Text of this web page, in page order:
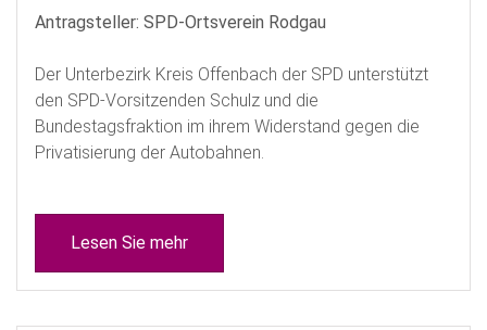
Antragsteller: SPD-Ortsverein Rodgau
Der Unterbezirk Kreis Offenbach der SPD unterstützt
den SPD-Vorsitzenden Schulz und die
Bundestagsfraktion im ihrem Widerstand gegen die
Privatisierung der Autobahnen.
Lesen Sie mehr